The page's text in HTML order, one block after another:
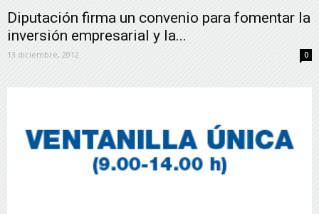
Diputación firma un convenio para fomentar la
inversión empresarial y la...
13 diciembre, 2012 0